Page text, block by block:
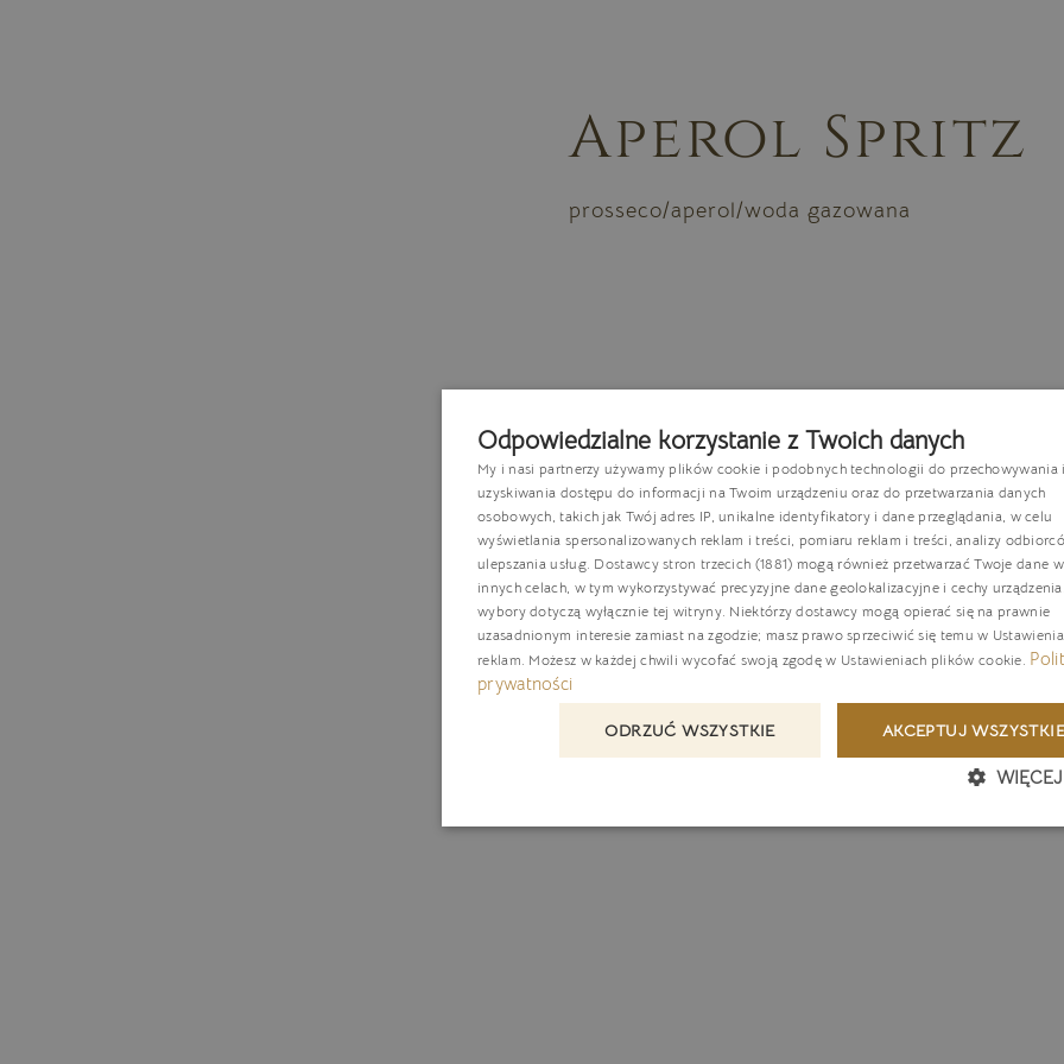
Aperol Spritz
prosseco/aperol/woda gazowana
Odpowiedzialne korzystanie z Twoich danych
My i nasi partnerzy używamy plików cookie i podobnych technologii do przechowywania i
uzyskiwania dostępu do informacji na Twoim urządzeniu oraz do przetwarzania danych
osobowych, takich jak Twój adres IP, unikalne identyfikatory i dane przeglądania, w celu
wyświetlania spersonalizowanych reklam i treści, pomiaru reklam i treści, analizy
ulepszania usług. Dostawcy stron trzecich (1881) mogą również przetwarzać Twoje dane
innych celach, w tym wykorzystywać precyzyjne dane geolokalizacyjne i cechy
wybory dotyczą wyłącznie tej witryny. Niektórzy dostawcy mogą opierać się na prawnie
uzasadnionym interesie zamiast na zgodzie; masz prawo sprzeciwić się temu w
reklam. Możesz w każdej chwili wycofać swoją zgodę w Ustawieniach plików cookie.
prywatności
AKCEPTUJ WSZYSTKIE
ODRZUĆ WSZYSTKIE